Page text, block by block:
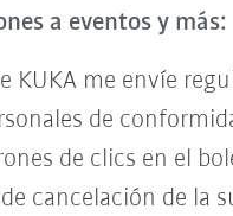
a eventos y
KUKA me envíe
de
de clics en el
cancelación de